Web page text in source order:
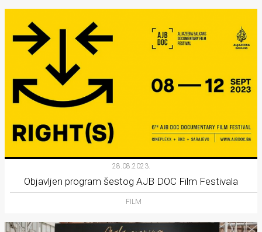
28.08.2023.
Objavljen program šestog AJB DOC Film Festivala
FILM